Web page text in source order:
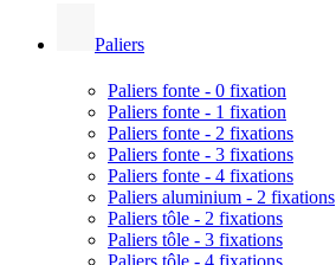
Paliers
Paliers fonte - 0 fixation
Paliers fonte - 1 fixation
Paliers fonte - 2 fixations
Paliers fonte - 3 fixations
Paliers fonte - 4 fixations
Paliers aluminium - 2 fixations
Paliers tôle - 2 fixations
Paliers tôle - 3 fixations
Paliers tôle - 4 fixations